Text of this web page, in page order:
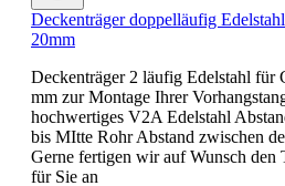
Deckenträger doppelläufig
20mm
Deckenträger 2 läufig Edelstahl für
mm zur Montage Ihrer
hochwertiges V2A Edelstahl
bis MItte Rohr Abstand zwischen
Gerne fertigen wir auf Wunsch den
für Sie an